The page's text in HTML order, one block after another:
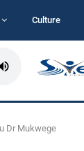
Culture
RDC : L’AFC/M23
Dr Mukwege